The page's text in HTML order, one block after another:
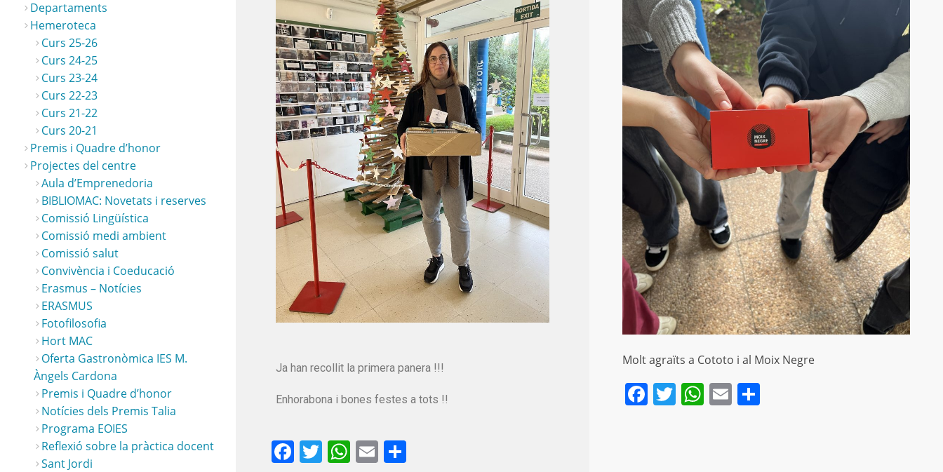
El coneixement (4)
Optimized by JPEGmini 3.18.4.211672608-TBTBLNP 0x50dba82c
Àgora a
Ja han recollit la primera panera !!!
Enhorabona i bones festes a tots !!
Facebook
Twitter
WhatsApp
Email
Molt agraïts a Cototo i al Moix Negre
Facebook
Twitter
WhatsApp
Email
Departaments
Hemeroteca
Curs 25-26
Curs 24-25
Curs 23-24
Curs 22-23
Curs 21-22
Curs 20-21
Premis i Quadre d’honor
Projectes del centre
Aula d’Emprenedoria
BIBLIOMAC: Novetats i reserves
Comissió Lingüística
Comissió medi ambient
Comissió salut
Convivència i Coeducació
Erasmus – Notícies
ERASMUS
Fotofilosofia
Hort MAC
Oferta Gastronòmica IES M.
Àngels Cardona
Premis i Quadre d’honor
Notícies dels Premis Talia
Programa EOIES
Reflexió sobre la pràctica docent
Sant Jordi